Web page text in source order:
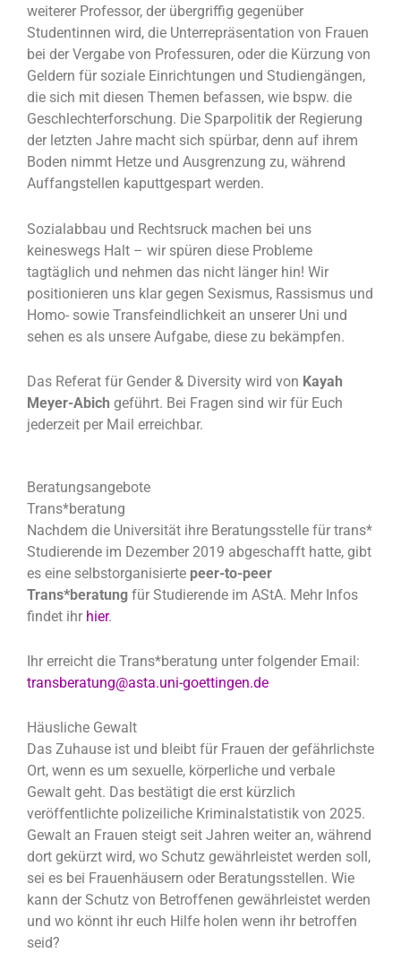
weiterer Professor, der übergriffig gegenüber
Studentinnen wird, die Unterrepräsentation von Frauen
bei der Vergabe von Professuren, oder die Kürzung von
Geldern für soziale Einrichtungen und Studiengängen,
die sich mit diesen Themen befassen, wie bspw. die
Geschlechterforschung. Die Sparpolitik der Regierung
der letzten Jahre macht sich spürbar, denn auf ihrem
Boden nimmt Hetze und Ausgrenzung zu, während
Auffangstellen kaputtgespart werden.
Sozialabbau und Rechtsruck machen bei uns
keineswegs Halt – wir spüren diese Probleme
tagtäglich und nehmen das nicht länger hin! Wir
positionieren uns klar gegen Sexismus, Rassismus und
Homo- sowie Transfeindlichkeit an unserer Uni und
sehen es als unsere Aufgabe, diese zu bekämpfen.
Das Referat für Gender & Diversity wird von Kayah
Meyer-Abich geführt. Bei Fragen sind wir für Euch
jederzeit per Mail erreichbar.
Beratungsangebote
Trans*beratung
Nachdem die Universität ihre Beratungsstelle für trans*
Studierende im Dezember 2019 abgeschafft hatte, gibt
es eine selbstorganisierte peer-to-peer
Trans*beratung für Studierende im AStA. Mehr Infos
findet ihr hier.
Ihr erreicht die Trans*beratung unter folgender Email:
transberatung@asta.uni-goettingen.de
Häusliche Gewalt
Das Zuhause ist und bleibt für Frauen der gefährlichste
Ort, wenn es um sexuelle, körperliche und verbale
Gewalt geht. Das bestätigt die erst kürzlich
veröffentlichte polizeiliche Kriminalstatistik von 2025.
Gewalt an Frauen steigt seit Jahren weiter an, während
dort gekürzt wird, wo Schutz gewährleistet werden soll,
sei es bei Frauenhäusern oder Beratungsstellen. Wie
kann der Schutz von Betroffenen gewährleistet werden
und wo könnt ihr euch Hilfe holen wenn ihr betroffen
seid?